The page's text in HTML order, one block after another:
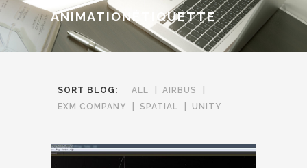
ANIMATIONÉTIQUETTE
SORT BLOG: ALL
AIRBUS
EXM COMPANY
SPATIAL UNITY